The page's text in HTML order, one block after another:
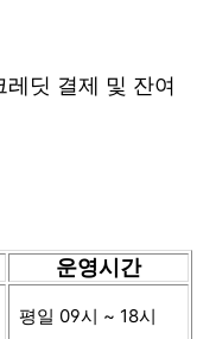
딧 결제 및 잔여
운영시간
평일 09시 ~ 18시